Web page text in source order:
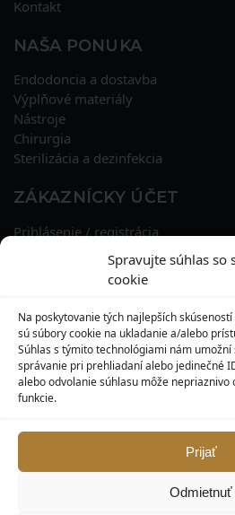
Spravujte súhlas so
cookie
Na poskytovanie tých najlepších
sú súbory cookie na ukladanie a/alebo
Súhlas s týmito technológiami nám
správanie pri prehliadaní alebo jedinečné
alebo odvolanie súhlasu môže nepriaznivo
funkcie.
Prijať
Odmietnuť
Kontakt
NAŠA PONUKA
Endodoncia a dostavba
Výplňové materiály
Nástroje
Chirurgia
Sterilizácia a dezinfekcia
ZÁKAZNÍCKY ÚČET
Prihlásenie / registrácia
História objednávok
Zľavové kupóny
KONTAKT
MAXILO DENTAL, s. r. o.